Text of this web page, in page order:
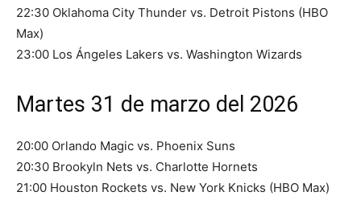
22:30 Oklahoma City Thunder vs. Detroit Pistons (HBO
Max)
23:00 Los Ángeles Lakers vs. Washington Wizards
Martes 31 de marzo del 2026
20:00 Orlando Magic vs. Phoenix Suns
20:30 Brookyln Nets vs. Charlotte Hornets
21:00 Houston Rockets vs. New York Knicks (HBO Max)